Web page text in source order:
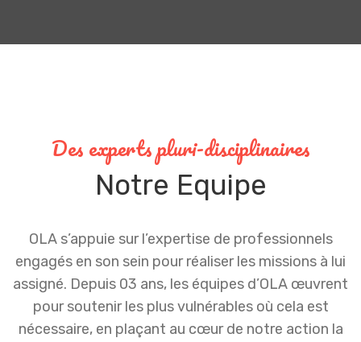
Des experts pluri-disciplinaires
Notre Equipe
OLA s’appuie sur l’expertise de professionnels
engagés en son sein pour réaliser les missions à lui
assigné. Depuis 03 ans, les équipes d’OLA œuvrent
pour soutenir les plus vulnérables où cela est
nécessaire, en plaçant au cœur de notre action la